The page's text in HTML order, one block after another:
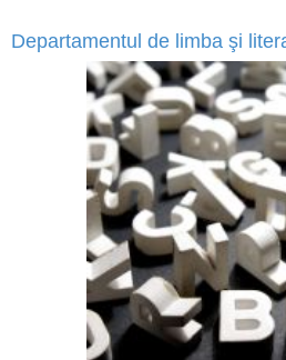
Departamentul de limba şi